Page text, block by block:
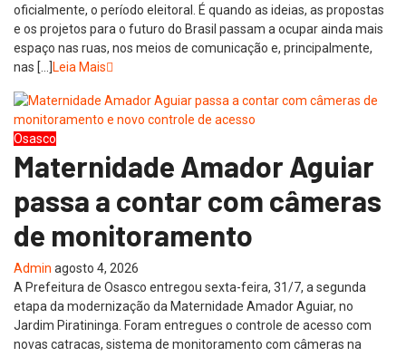
oficialmente, o período eleitoral. É quando as ideias, as propostas
e os projetos para o futuro do Brasil passam a ocupar ainda mais
espaço nas ruas, nos meios de comunicação e, principalmente,
nas […] Leia Mais
Osasco
Maternidade Amador Aguiar
passa a contar com câmeras
de monitoramento
Admin agosto 4, 2026
A Prefeitura de Osasco entregou sexta-feira, 31/7, a segunda
etapa da modernização da Maternidade Amador Aguiar, no
Jardim Piratininga. Foram entregues o controle de acesso com
novas catracas, sistema de monitoramento com câmeras na